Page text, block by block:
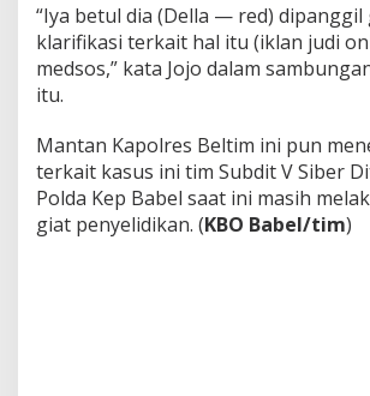
“Iya betul dia (Della — red)
klarifikasi terkait hal itu (iklan judi
medsos,” kata Jojo dalam
itu.
Mantan Kapolres Beltim ini pun
terkait kasus ini tim Subdit V Siber
Polda Kep Babel saat ini masih
giat penyelidikan. (KBO Babel/tim)